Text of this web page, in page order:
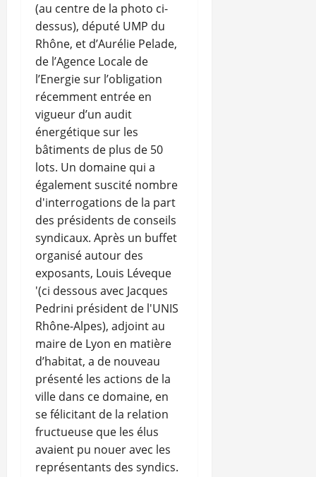
(au centre de la photo ci-
dessus), député UMP du
Rhône, et d’Aurélie Pelade,
de l’Agence Locale de
l’Energie sur l’obligation
récemment entrée en
vigueur d’un audit
énergétique sur les
bâtiments de plus de 50
lots. Un domaine qui a
également suscité nombre
d'interrogations de la part
des présidents de conseils
syndicaux. Après un buffet
organisé autour des
exposants, Louis Léveque
'(ci dessous avec Jacques
Pedrini président de l'UNIS
Rhône-Alpes), adjoint au
maire de Lyon en matière
d’habitat, a de nouveau
présenté les actions de la
ville dans ce domaine, en
se félicitant de la relation
fructueuse que les élus
avaient pu nouer avec les
représentants des syndics.